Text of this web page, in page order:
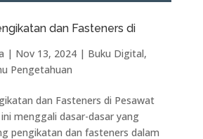
dan Fasteners di
| Nov 13, 2024| Buku Digital,
Pengetahuan
dan Fasteners di Pesawat
ini menggali dasar-dasar yang
pengikatan dan fasteners dalam